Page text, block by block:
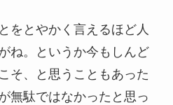
をとやかく言えるほど人
ね。というか今もしんど
そ、と思うこともあった
無駄ではなかったと思っ